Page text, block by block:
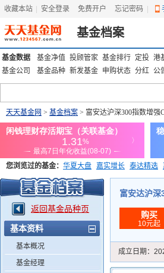
收藏本站 安全登录 免费开户 忘记密码
基金档案
基金数据 基金净值 投顾管家 基金排行 定投 港
基金公司
基金品种 新发基金 申购状态 分红 公
天天基金网 > 基金档案 > 富安达沪深300指数增强
您浏览过的基金： 华夏大盘 嘉实增长 泰达精选
添富优势 华安宏利 上证180价值ETF
返回基金品种页
基本资料
基本概况
基金经理
富安达沪
购买
10元起
成立日期：